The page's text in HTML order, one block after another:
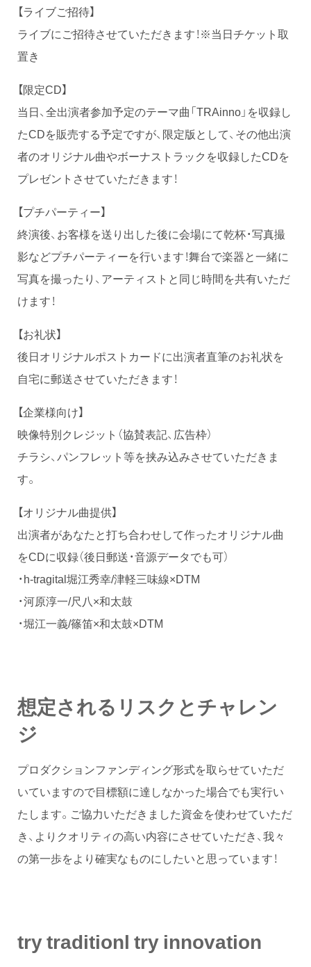
【ライブご招待】
ライブにご招待させていただきます！※当日チケット取
置き
【限定CD】
当日、全出演者参加予定のテーマ曲「TRAinno」を収録し
たCDを販売する予定ですが、限定版として、その他出演
者のオリジナル曲やボーナストラックを収録したCDを
プレゼントさせていただきます！
【プチパーティー】
終演後、お客様を送り出した後に会場にて乾杯・写真撮
影などプチパーティーを行います！舞台で楽器と一緒に
写真を撮ったり、アーティストと同じ時間を共有いただ
けます！
【お礼状】
後日オリジナルポストカードに出演者直筆のお礼状を
自宅に郵送させていただきます！
【企業様向け】
映像特別クレジット（協賛表記、広告枠）
チラシ、パンフレット等を挟み込みさせていただきま
す。
【オリジナル曲提供】
出演者があなたと打ち合わせして作ったオリジナル曲
をCDに収録（後日郵送・音源データでも可）
・h-tragital堀江秀幸/津軽三味線×DTM
・河原淳一/尺八×和太鼓
・堀江一義/篠笛×和太鼓×DTM
想定されるリスクとチャレン
ジ
プロダクションファンディング形式を取らせていただ
いていますので目標額に達しなかった場合でも実行い
たします。ご協力いただきました資金を使わせていただ
き、よりクオリティの高い内容にさせていただき、我々
の第一歩をより確実なものにしたいと思っています！
try traditionl try innovation